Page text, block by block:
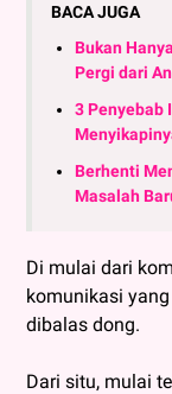
BACA JUGA
Bukan
Pergi dari
3 Penyebab
Berhenti
Masalah
Di mulai dari
komunikasi yang
dibalas dong.
Dari situ, mulai